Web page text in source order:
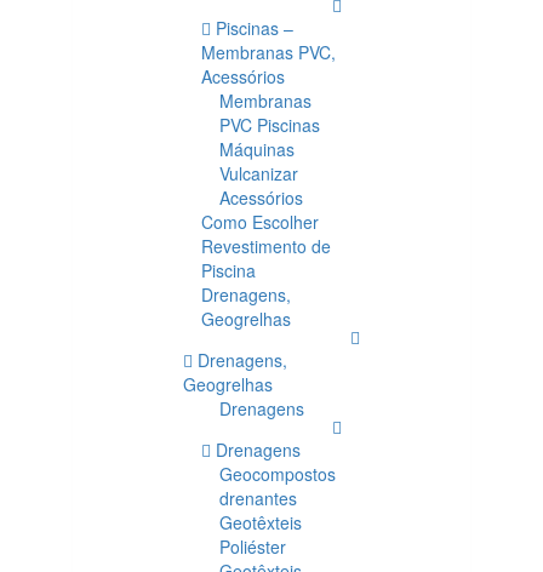
Piscinas –
Membranas PVC,
Acessórios
Membranas
PVC Piscinas
Máquinas
Vulcanizar
Acessórios
Como Escolher
Revestimento de
Piscina
Drenagens,
Geogrelhas
Drenagens,
Geogrelhas
Drenagens
Drenagens
Geocompostos
drenantes
Geotêxteis
Poliéster